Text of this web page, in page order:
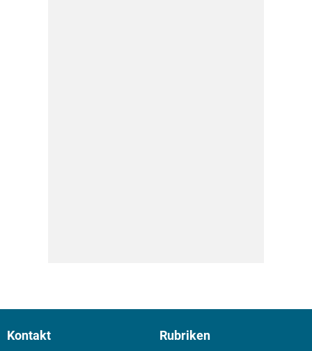
Kontakt Rubriken